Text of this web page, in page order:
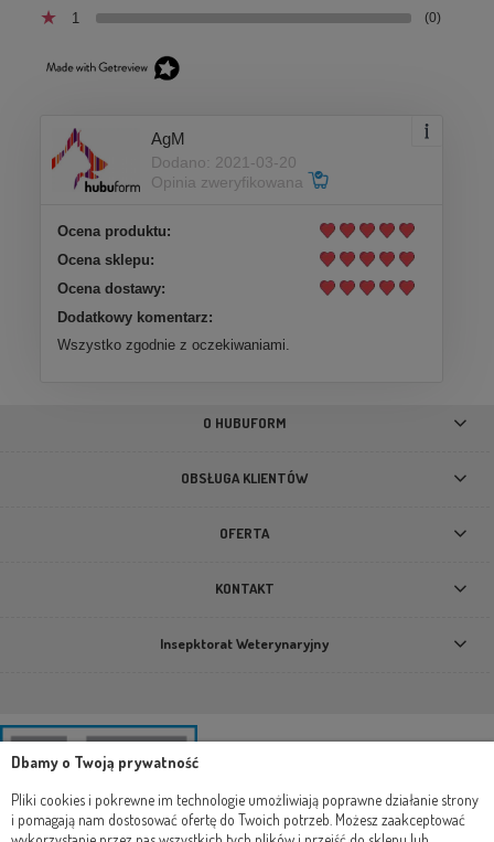
1 (0)
AgM
Dodano: 2021-03-20
Opinia zweryfikowana
Ocena produktu:
Ocena sklepu:
Ocena dostawy:
Dodatkowy komentarz:
Wszystko zgodnie z oczekiwaniami.
O HUBUFORM
OBSŁUGA KLIENTÓW
OFERTA
KONTAKT
Insepktorat Weterynaryjny
Dbamy o Twoją prywatność
Pliki cookies i pokrewne im technologie umożliwiają poprawne działanie strony
i pomagają nam dostosować ofertę do Twoich potrzeb. Możesz zaakceptować